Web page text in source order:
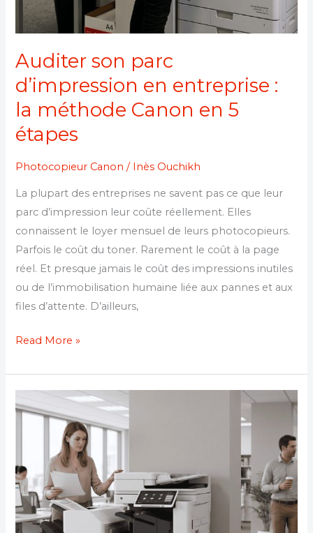
Auditer son parc
d’impression en entreprise :
la méthode Canon en 5
étapes
Photocopieur Canon / Inès Ouchikh
La plupart des entreprises ne savent pas ce que leur
parc d’impression leur coûte réellement. Elles
connaissent le loyer mensuel de leurs photocopieurs.
Parfois le coût du toner. Rarement le coût à la page
réel. Et presque jamais le coût des impressions inutiles
ou de l’immobilisation humaine liée aux pannes et aux
files d’attente. D’ailleurs,
Read More »
photocopieur
comptable
:
confidentialité,
RGPD
et